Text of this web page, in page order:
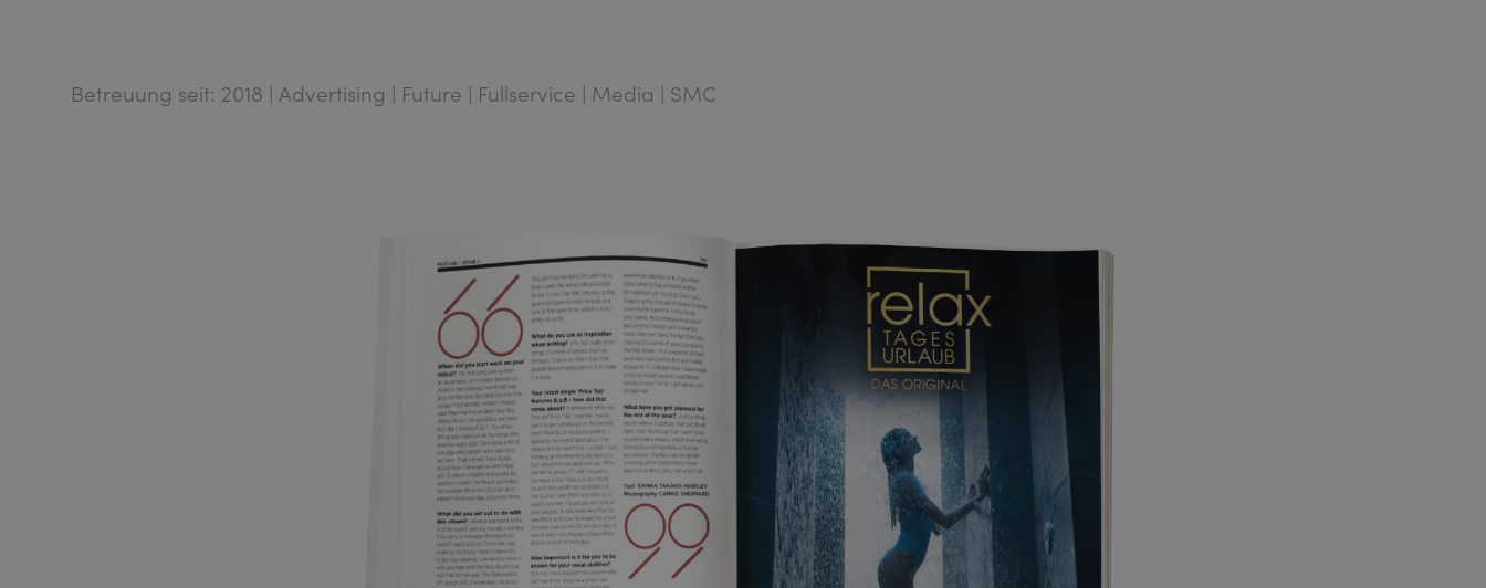
Betreuung seit: 2018 | Advertising | Future | Fullservice | Media | SMC